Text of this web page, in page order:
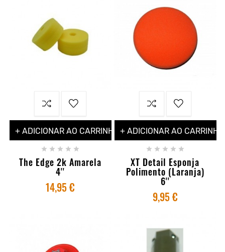
+ ADICIONAR AO CARRINHO
    
The Edge 2k Amarela
4''
14,95 €
+ ADICIONAR AO CARRINHO
    
XT Detail Esponja
Polimento (Laranja)
6''
9,95 €